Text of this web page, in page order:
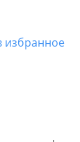
избранное